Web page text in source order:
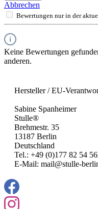
Abbrechen
Bewertungen nur in der
Keine Bewertungen
anderen.
Hersteller / EU-
Sabine Spanheimer
Stulle®
Brehmestr. 35
13187 Berlin
Deutschland
Tel.: +49 (0)177 82 54
E-Mail: mail@stulle-